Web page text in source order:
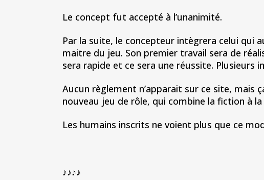
Le concept fut accepté à l’unanimité.
Par la suite, le concepteur intègrera celui qui
maitre du jeu. Son premier travail sera de
sera rapide et ce sera une réussite. Plusieurs
Aucun règlement n’apparait sur ce site, mais
nouveau jeu de rôle, qui combine la fiction à
Les humains inscrits ne voient plus que ce
♪♪♪♪